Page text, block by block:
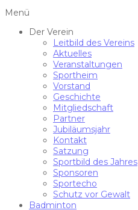
Menü
Der Verein
Leitbild des Vereins
Aktuelles
Veranstaltungen
Sportheim
Vorstand
Geschichte
Mitgliedschaft
Partner
Jubiläumsjahr
Kontakt
Satzung
Sportbild des Jahres
Sponsoren
Sportecho
Schutz vor Gewalt
Badminton